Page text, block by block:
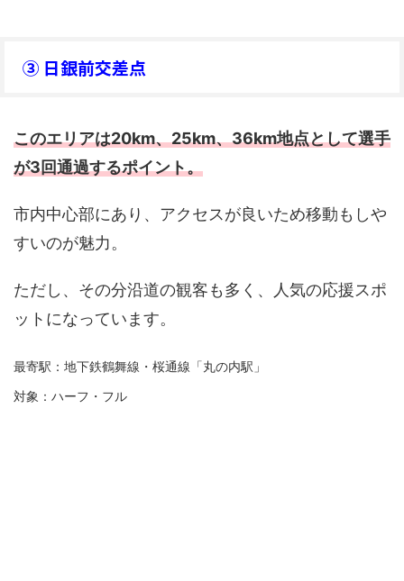
③ 日銀前交差点
このエリアは20km、25km、36km地点として選手
が3回通過するポイント。
市内中心部にあり、アクセスが良いため移動もしや
すいのが魅力。
ただし、その分沿道の観客も多く、人気の応援スポ
ットになっています。
最寄駅：地下鉄鶴舞線・桜通線「丸の内駅」
対象：ハーフ・フル